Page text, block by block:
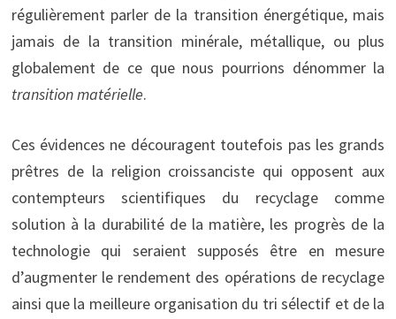
régulièrement parler de la transition énergétique, mais
jamais de la transition minérale, métallique, ou plus
globalement de ce que nous pourrions dénommer la
transition matérielle.
Ces évidences ne découragent toutefois pas les grands
prêtres de la religion croissanciste qui opposent aux
contempteurs scientifiques du recyclage comme
solution à la durabilité de la matière, les progrès de la
technologie qui seraient supposés être en mesure
d’augmenter le rendement des opérations de recyclage
ainsi que la meilleure organisation du tri sélectif et de la